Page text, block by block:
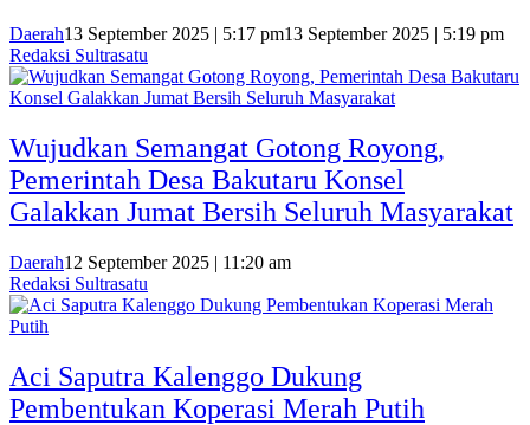
Daerah13 September 2025 | 5:17 pm13 September 2025 | 5:19 pm
Redaksi Sultrasatu
Wujudkan Semangat Gotong Royong,
Pemerintah Desa Bakutaru Konsel
Galakkan Jumat Bersih Seluruh Masyarakat
Daerah12 September 2025 | 11:20 am
Redaksi Sultrasatu
Aci Saputra Kalenggo Dukung
Pembentukan Koperasi Merah Putih